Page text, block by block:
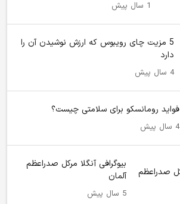
1 سال پیش
5 مزیت چای رویبوس که ارزش نوشیدن آن را
دارد
4 سال پیش
فواید رومانسکو برای سلامتی چیست؟
4 سال پیش
بیوگرافی آنگلا مرکل صدراعظم
آلمان
5 سال پیش